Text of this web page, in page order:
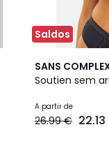
Saldos
SANS
Soutien sem
A partir de
26.99 €
3,9
/ 5
2
Cores